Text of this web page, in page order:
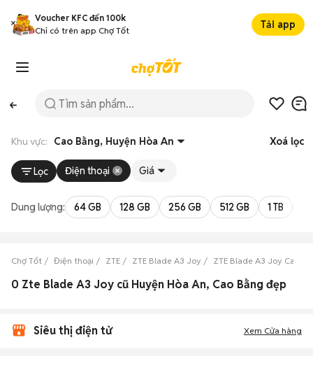
Voucher KFC đến 100k
Chỉ có trên app Chợ Tốt
Tải app
Khu vực: Cao Bằng, Huyện Hòa An Xoá lọc
Lọc Điện thoại Giá
Dung lượng: 64 GB 128 GB 256 GB 512 GB 1 TB
Chợ Tốt Điện thoại ZTE ZTE Blade A3 Joy ZTE Blade A3 Joy Cao
0 Zte Blade A3 Joy cũ Huyện Hòa An, Cao Bằng đẹp
Siêu thị điện tử Xem Cửa hàng